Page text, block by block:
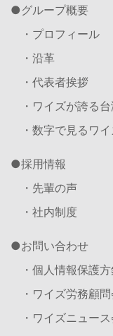
グループ概要
・プロフィール
・沿革
・代表者挨拶
・ワイズが誇る
・数字で見るワ
採用情報
・先輩の声
・社内制度
お問い合わせ
・個人情報保護
・ワイズ労務顧
・ワイズニュー